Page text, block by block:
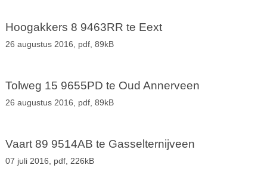
Hoogakkers 8 9463RR te Eext
26 augustus 2016, pdf, 89kB
Tolweg 15 9655PD te Oud Annerveen
26 augustus 2016, pdf, 89kB
Vaart 89 9514AB te Gasselternijveen
07 juli 2016, pdf, 226kB